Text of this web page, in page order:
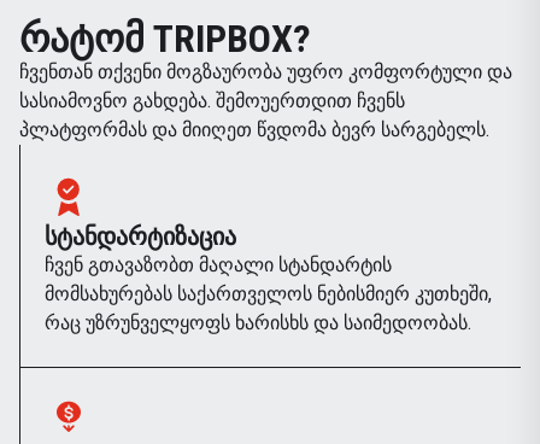
ᲠᲐᲢᲝᲛ TRIPBOX?
ჩვენთან თქვენი მოგზაურობა უფრო კომფორტული და
სასიამოვნო გახდება. შემოუერთდით ჩვენს
პლატფორმას და მიიღეთ წვდომა ბევრ სარგებელს.
ᲡᲢᲐᲜᲓᲐᲠᲢᲘᲖᲐᲪᲘᲐ
ჩვენ გთავაზობთ მაღალი სტანდარტის
მომსახურებას საქართველოს ნებისმიერ კუთხეში,
რაც უზრუნველყოფს ხარისხს და საიმედოობას.